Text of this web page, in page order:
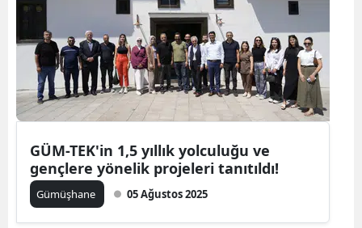
Manisa
Kahramanmaraş
Mardin
Muğla
Muş
Nevşehir
Niğde
GÜM-TEK'in 1,5 yıllık yolculuğu ve
gençlere yönelik projeleri tanıtıldı!
Gümüşhane 05 Ağustos 2025